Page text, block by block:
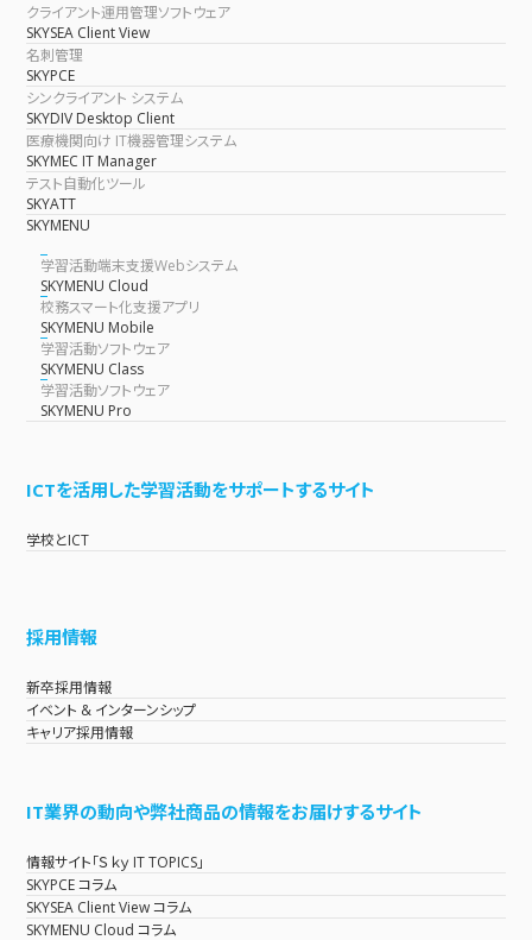
クライアント運用管理ソフトウェア
SKYSEA Client View
名刺管理
SKYPCE
シンクライアント システム
SKYDIV Desktop Client
医療機関向け IT機器管理システム
SKYMEC IT Manager
テスト自動化ツール
SKYATT
SKYMENU
学習活動端末支援Webシステム
SKYMENU Cloud
校務スマート化支援アプリ
SKYMENU Mobile
学習活動ソフトウェア
SKYMENU Class
学習活動ソフトウェア
SKYMENU Pro
ICTを活用した学習活動をサポートするサイト
学校とICT
採用情報
新卒採用情報
イベント & インターンシップ
キャリア採用情報
IT業界の動向や弊社商品の情報をお届けするサイト
情報サイト「Ｓｋｙ IT TOPICS」
SKYPCE コラム
SKYSEA Client View コラム
SKYMENU Cloud コラム